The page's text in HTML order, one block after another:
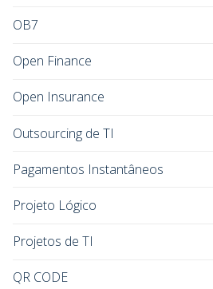
OB7
Open Finance
Open Insurance
Outsourcing de TI
Pagamentos Instantâneos
Projeto Lógico
Projetos de TI
QR CODE